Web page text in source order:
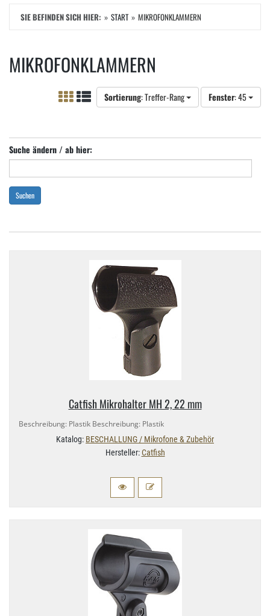
SIE BEFINDEN SICH HIER: START MIKROFONKLAMMERN
MIKROFONKLAMMERN
Sortierung: Treffer-Rang Fenster: 45
Suche ändern / ab hier:
Suchen
Catfish Mikrohalter MH 2, 22 mm
Beschreibung: Plastik Beschreibung: Plastik
Katalog: BESCHALLUNG / Mikrofone & Zubehör
Hersteller:Catfish